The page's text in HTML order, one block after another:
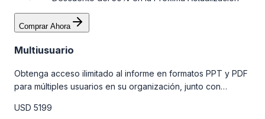
Comprar Ahora
Multiusuario
Obtenga acceso ilimitado al informe en formatos PPT y PDF
para múltiples usuarios en su organización, junto con
venta, el soporte post-venta de nuestros analistas y una
USD 5199